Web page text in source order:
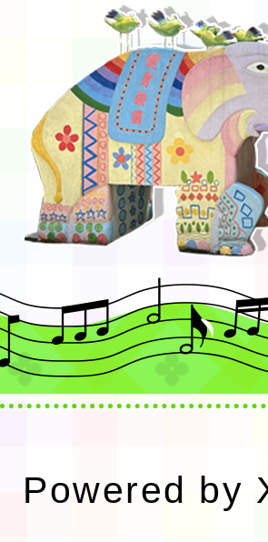
Powered by